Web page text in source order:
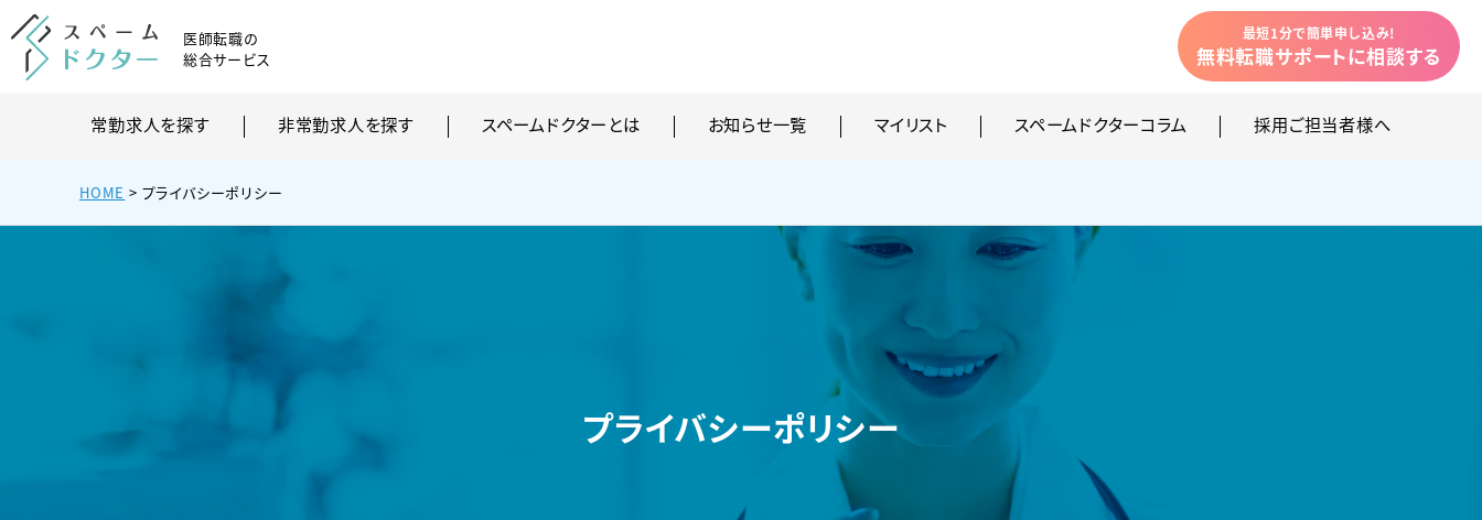
医師転職の
総合サービス
最短1分で簡単申し込み!
無料転職サポートに相談する
常勤求人を探す 非常勤求人を探す スペームドクターとは お知らせ一覧 マイリスト スペームドクターコラム 採用ご担当者様へ
HOME > プライバシーポリシー
プライバシーポリシー